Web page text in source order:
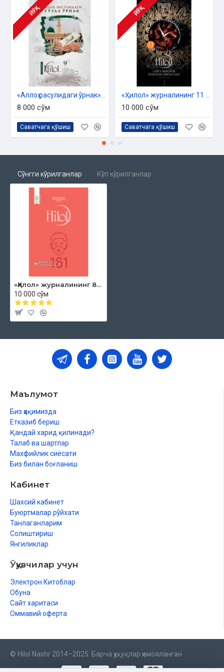
МАСНАВИЙ БОҒЧАСИДАН
Мавлоно Румий маърифати
Хайбар ғазоти
МУЛОҲАЗА
ИСЛОМ ТАМАДДУНИ ВАКИЛЛАРИ
Да Винчига дарс берган ҳаким
МУШТАРИЙ ИЛҲОМИ
САОДАТ ОСТОНАСИ
Болалар нафақаси
Жаннат учун йўлланма
JANNAT RAYHONLARI
Vaboning hikoyasi
АҚЛ ЧАРХИ
«Жумбоқ» бошқотирмаси
УЛУҒЛАР ШУНДАЙ ЯШАГАН
Тўёнага қурилган масжид
ЙЎҚ
8 000 сўм
Саватчага қўшиш
ЙЎҚ
10 000 сўм
Саватчага қўшиш
Сўнгги кўрилганлар Кўп кўрилганлар
«Ҳилол» журналининг 8 (65)-сони
10 000 сўм
Маълумот
Биз ҳақимизда
Етказиб бериш
Қандай харид қилинади?
Талаб ва шартлар
Махфийлик сиёсати
Биз билан боғланиш
Кабинет
Шахсий кабинет
Буюртмалар рўйхати
Танлаганларим
Солиштириш
Янгиликлар
Ўқувчилар учун
Электрон Китоблар
Обуна
Сайт харитаси
Оммавий оферта
© Hilol Nashr 2014–2025. Барча ҳуқуқлар ҳимояланган